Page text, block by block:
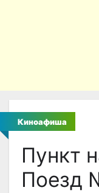
Киноафиша
Пункт
Поезд